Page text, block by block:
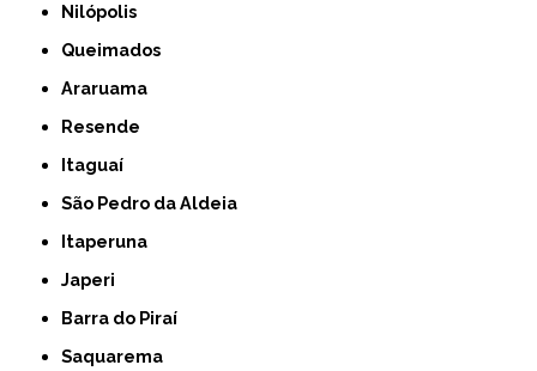
Nilópolis
Queimados
Araruama
Resende
Itaguaí
São Pedro da Aldeia
Itaperuna
Japeri
Barra do Piraí
Saquarema